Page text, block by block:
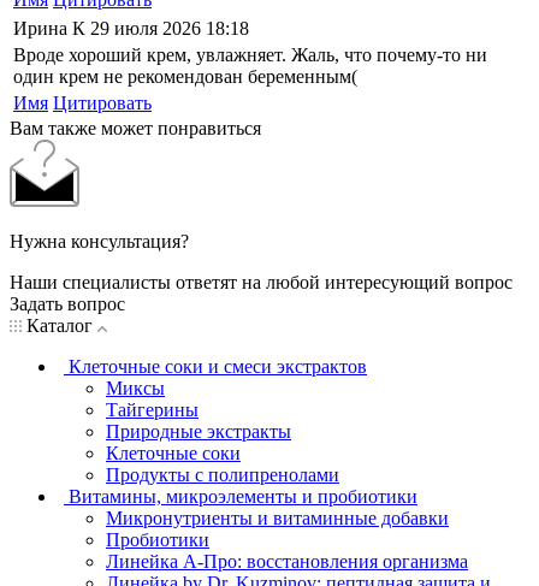
Ирина К 29 июля 2026 18:18
Вроде хороший крем, увлажняет. Жаль, что почему-то ни
один крем не рекомендован беременным(
Имя Цитировать
Вам также может понравиться
Нужна консультация?
Наши специалисты ответят на любой интересующий вопрос
Задать вопрос
Каталог
Клеточные соки и смеси экстрактов
Миксы
Тайгерины
Природные экстракты
Клеточные соки
Продукты с полипренолами
Витамины, микроэлементы и пробиотики
Микронутриенты и витаминные добавки
Пробиотики
Линейка А-Про: восстановления организма